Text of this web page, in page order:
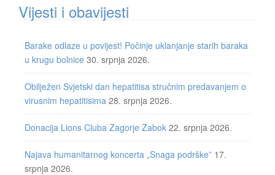
Vijesti i obavijesti
Barake odlaze u povijest! Počinje uklanjanje starih baraka
u krugu bolnice 30. srpnja 2026.
Obilježen Svjetski dan hepatitisa stručnim predavanjem o
virusnim hepatitisima 28. srpnja 2026.
Donacija Lions Cluba Zagorje Zabok 22. srpnja 2026.
Najava humanitarnog koncerta „Snaga podrške” 17.
srpnja 2026.